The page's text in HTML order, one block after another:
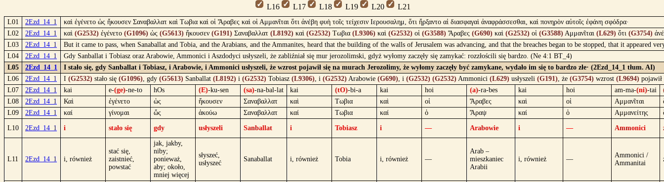
L16 L17 L18 L19 L20 L21
L01 2Ezd_14_1
καὶ ἐγένετο ὡς ἤκουσεν Σαναβαλλατ καὶ Τωβια καὶ οἱ Ἄραβες καὶ οἱ Αμμανῖται ὅτι ἀνέβη φυὴ τοῖς τείχεσιν Ιερουσαλημ, ὅτι ἤρξαντο αἱ διασφαγαὶ ἀναφράσσεσθαι, καὶ πονηρὸν αὐτοῖς ἐφάνη σφόδρα·
L02
2Ezd_14_1 καὶ (G2532) ἐγένετο (G1096) ὡς (G5613) ἤκουσεν (G191) Σαναβαλλατ (L8192) καὶ (G2532) Τωβια (L9306) καὶ (G2532) οἱ (G3588) Ἄραβες (G690) καὶ (G2532) οἱ (G3588) Αμμανῖται (L629) ὅτι (G3754)
L03
2Ezd_14_1
But it came to pass, when Sanaballat and Tobia, and the Arabians, and the Ammanites, heard that the building of the walls of Jerusalem was advancing, and that the breaches began to be stopped, that it appeared
L04
2Ezd_14_1
Gdy Sanballat i Tobiasz oraz Arabowie, Ammonici i Aszdodyci usłyszeli, że zabliźniał się mur jerozolimski, gdyż wyłomy zaczęły się zamykać: rozzłościli się bardzo. (Ne 4:1 BT_4)
L05
2Ezd_14_1
I stało się, gdy Sanballat i Tobiasz, i Arabowie, i Ammonici usłyszeli, że wzrost pojawił się na murach Jerozolimy, że wyłomy zaczęły być zamykane, wydało im się to bardzo złe· (2Ezd_14_1 tłum. AI)
L06
2Ezd_14_1 I (G2532) stało się (G1096), gdy (G5613) Sanballat (L8192) i (G2532) Tobiasz (L9306), i (G2532) Arabowie (G690), i (G2532) (G2532) Ammonici (L629) usłyszeli (G191), że (G3754) wzrost (L9694)
L07
2Ezd_14_1 kai e-(ge)-ne-to hOs (E)-ku-sen (sa)-na-bal-lat kai (tO)-bi-a kai hoi (a)-ra-bes kai hoi am-ma-(ni)-tai
L08
2Ezd_14_1 Καὶ ἐγένετο ὡς ἤκουσεν Σαναβαλλατ καὶ Τωβια καὶ οἱ Ἄραβες καὶ οἱ Αμμανῖται
L09
2Ezd_14_1 καί γίνομαι ὥς ἀκούω Σαναβαλλατ καί Τωβια καί ὁ Ἄραψ καί ὁ Αμμανείτης
L10 2Ezd_14_1 i stało się gdy usłyszeli Sanballat i Tobiasz i — Arabowie i — Ammonici
L11 2Ezd_14_1 i, również
stać się,
zaistnieć,
powstać
jak, jakby,
niby;
ponieważ,
aby; około,
mniej więcej
słyszeć,
usłyszeć
Sanaballat i, również Tobia i, również —
Arab –
mieszkaniec
Arabii
i, również —
Ammonici /
Ammanitai